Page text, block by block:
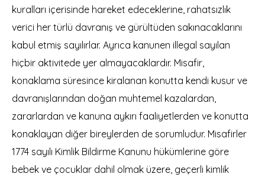
kuralları içerisinde hareket edeceklerine, rahatsızlık
verici her türlü davranış ve gürültüden sakınacaklarını
kabul etmiş sayılırlar. Ayrıca kanunen illegal sayılan
hiçbir aktivitede yer almayacaklardır. Misafir,
konaklama süresince kiralanan konutta kendi kusur ve
davranışlarından doğan muhtemel kazalardan,
zararlardan ve kanuna aykırı faaliyetlerden ve konutta
konaklayan diğer bireylerden de sorumludur. Misafirler
1774 sayılı Kimlik Bildirme Kanunu hükümlerine göre
bebek ve çocuklar dahil olmak üzere, geçerli kimlik